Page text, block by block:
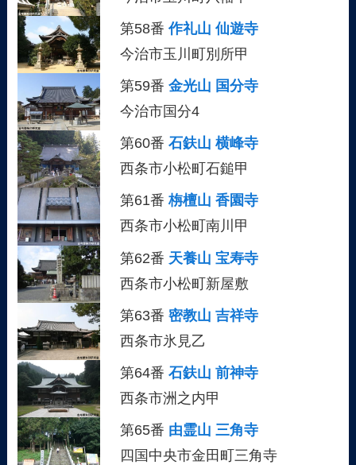
第58番作礼山 仙遊寺
今治市玉川町別所甲
第59番 金光山 国分寺
今治市国分4
第60番 石鈇山 横峰寺
西条市小松町石鎚甲
第61番栴檀山 香園寺
西条市小松町南川甲
第62番 天養山 宝寿寺
西条市小松町新屋敷
第63番 密教山 吉祥寺
西条市氷見乙
第64番 石鈇山 前神寺
西条市洲之内甲
第65番 由霊山 三角寺
四国中央市金田町三角寺